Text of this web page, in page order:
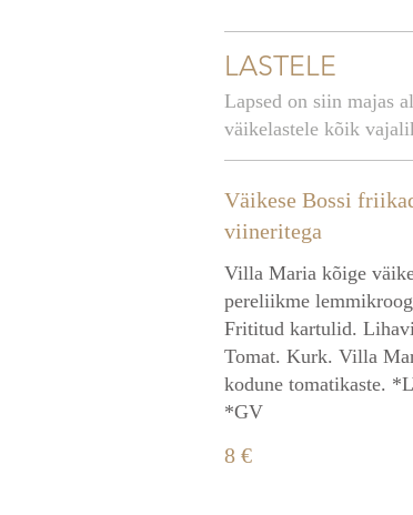
LASTELE
Lapsed on siin majas
väikelastele kõik
Väikese Bossi
viineritega
Villa Maria kõige
pereliikme
Frititud kartulid.
Tomat. Kurk. Villa
kodune tomatikaste.
*GV
8 €